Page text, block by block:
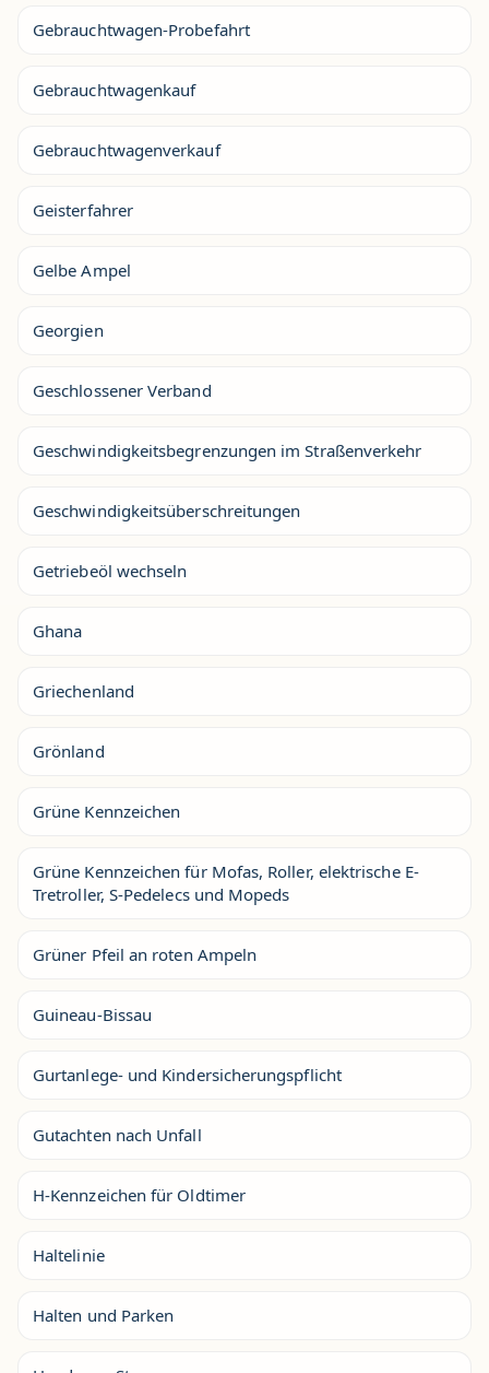
Gebrauchtwagen-Probefahrt
Gebrauchtwagenkauf
Gebrauchtwagenverkauf
Geisterfahrer
Gelbe Ampel
Georgien
Geschlossener Verband
Geschwindigkeitsbegrenzungen im Straßenverkehr
Geschwindigkeitsüberschreitungen
Getriebeöl wechseln
Ghana
Griechenland
Grönland
Grüne Kennzeichen
Grüne Kennzeichen für Mofas, Roller, elektrische E-
Tretroller, S-Pedelecs und Mopeds
Grüner Pfeil an roten Ampeln
Guineau-Bissau
Gurtanlege- und Kindersicherungspflicht
Gutachten nach Unfall
H-Kennzeichen für Oldtimer
Haltelinie
Halten und Parken